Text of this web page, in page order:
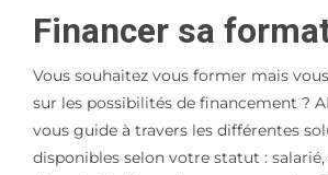
Financer sa
Vous souhaitez vous former mais
sur les possibilités de financement ?
vous guide à travers les différentes
disponibles selon votre statut :